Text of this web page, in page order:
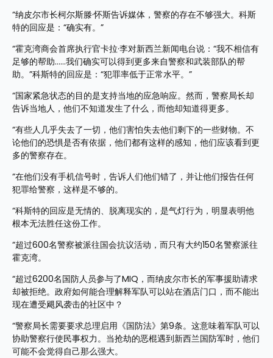
“纳皮尔市长柯尔斯滕·怀斯告诉媒体，警察的存在不够强大。科斯
特的回应是：“确实有。”
“霍克湾商会首席执行官卡拉·李对新西兰新闻电台说：“我不相信有
足够的帮助……我们确实可以得到更多来自警察和武装部队的帮
助。”科斯特的回应是：“犯罪率低于正常水平。”
“国家紧急状态的目的是支持当地的应急响应。然而，警察局长却
告诉当地人，他们不知道发生了什么，而他却知道得更多。
“有些人几乎失去了一切，他们害怕失去他们剩下的一些财物。不
论他们的恐惧是否有依据，他们都有这样的感知，他们应该看到更
多的警察存在。
“在他们没有手机信号时，告诉人们他们错了，并让他们报告任何
犯罪给警察，这样是不够的。
“科斯特的回应是无情的、脱离现实的，是气灯行为，明显表明他
根本无法胜任这份工作。
“超过600名警察被派往国会抗议活动，而只有大约150名警察派往
霍克湾。
“超过6200名国防人员参与了MIQ，而纳皮尔市长的军事援助请求
却被拒绝。政府如何能合理解释军队可以站在酒店门口，而不能出
现在遭受飓风袭击的社区中？
“警察局长需要要求总理启用《国防法》第9条。这意味着军队可以
协助警察行使民事权力。当抢劫的恶棍遇到新西兰国防军时，他们
可能不会觉得自己那么强大。